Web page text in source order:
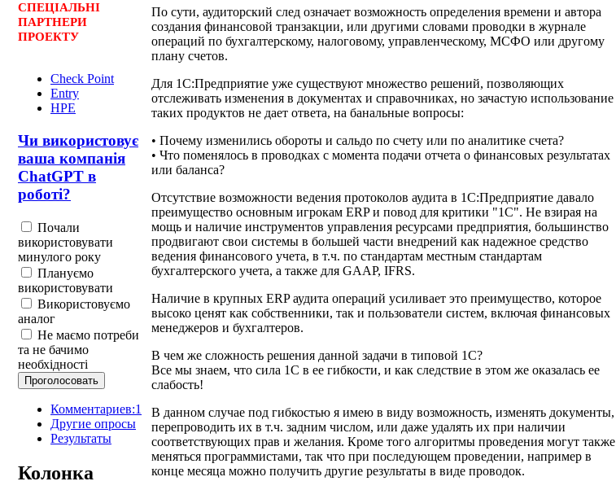
СПЕЦІАЛЬНІ
ПАРТНЕРИ
ПРОЕКТУ
Check Point
Entry
HPE
Чи використовує
ваша компанія
ChatGPT в
роботі?
Почали
використовувати
минулого року
Плануємо
використовувати
Використовуємо
аналог
Не маємо потреби
та не бачимо
необхідності
Комментариев:1
Другие опросы
Результаты
Колонка
По сути, аудиторский след означает возможность определения времени и автора
создания финансовой транзакции, или другими словами проводки в журнале
операций по бухгалтерскому, налоговому, управленческому, МСФО или другому
плану счетов.
Для 1С:Предприятие уже существуют множество решений, позволяющих
отслеживать изменения в документах и справочниках, но зачастую использование
таких продуктов не дает ответа, на банальные вопросы:
• Почему изменились обороты и сальдо по счету или по аналитике счета?
• Что поменялось в проводках с момента подачи отчета о финансовых результатах
или баланса?
Отсутствие возможности ведения протоколов аудита в 1С:Предприятие давало
преимущество основным игрокам ERP и повод для критики "1С". Не взирая на
мощь и наличие инструментов управления ресурсами предприятия, большинство
продвигают свои системы в большей части внедрений как надежное средство
ведения финансового учета, в т.ч. по стандартам местным стандартам
бухгалтерского учета, а также для GAAP, IFRS.
Наличие в крупных ERP аудита операций усиливает это преимущество, которое
высоко ценят как собственники, так и пользователи систем, включая финансовых
менеджеров и бухгалтеров.
В чем же сложность решения данной задачи в типовой 1С?
Все мы знаем, что сила 1С в ее гибкости, и как следствие в этом же оказалась ее
слабость!
В данном случае под гибкостью я имею в виду возможность, изменять документы,
перепроводить их в т.ч. задним числом, или даже удалять их при наличии
соответствующих прав и желания. Кроме того алгоритмы проведения могут также
меняться программистами, так что при последующем проведении, например в
конце месяца можно получить другие результаты в виде проводок.